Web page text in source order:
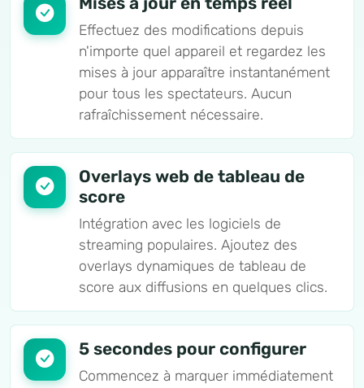
Effectuez des modifications depuis
n'importe quel appareil et regardez les
mises à jour apparaître instantanément
pour tous les spectateurs. Aucun
rafraîchissement nécessaire.
Overlays web de tableau de
score
Intégration avec les logiciels de
streaming populaires. Ajoutez des
overlays dynamiques de tableau de
score aux diffusions en quelques clics.
5 secondes pour configurer
Commencez à marquer immédiatement